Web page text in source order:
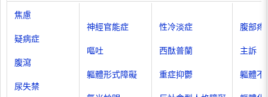
焦慮
疑病症
腹瀉
尿失禁
神經官能症
嘔吐
軀體形式障礙
性冷淡症
西酞普蘭
重症抑鬱
腹部疼
主訴
軀體不